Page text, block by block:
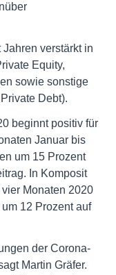
verstärkt in
Equity,
sowie sonstige
Debt).
beginnt positiv für
Januar bis
um 15 Prozent
In Komposit
Monaten 2020
12 Prozent auf
der Corona-
Martin Gräfer.